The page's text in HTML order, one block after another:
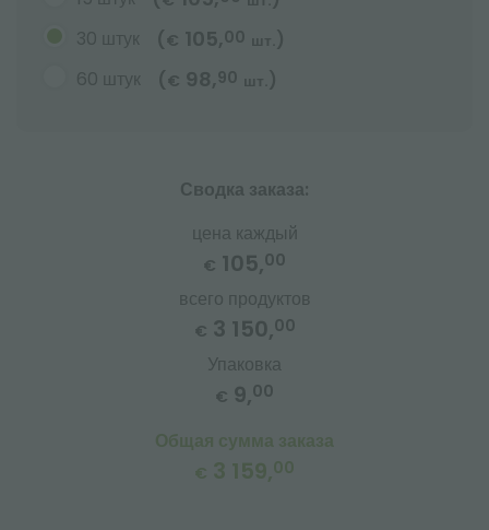
30 штук
( € 105,00 шт. )
60 штук
( € 98, 90 шт. )
Сводка заказа:
цена каждый
€ 105,00
всего продуктов
€ 3 150,00
Упаковка
€ 9,00
Общая сумма заказа
€ 3 159,00